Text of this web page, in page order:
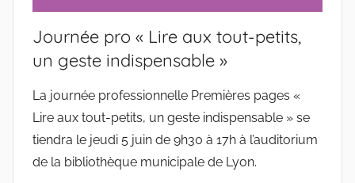
Journée pro « Lire aux tout-petits,
un geste indispensable »
La journée professionnelle Premières pages «
Lire aux tout-petits, un geste indispensable » se
tiendra le jeudi 5 juin de 9h30 à 17h à l’auditorium
de la bibliothèque municipale de Lyon.